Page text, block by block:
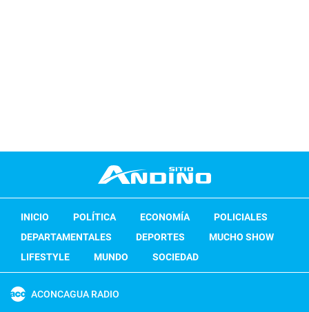
INICIO POLÍTICA ECONOMÍA
POLICIALES
DEPARTAMENTALES
DEPORTES
MUCHO SHOW
LIFESTYLE
MUNDO SOCIEDAD
ACONCAGUA RADIO